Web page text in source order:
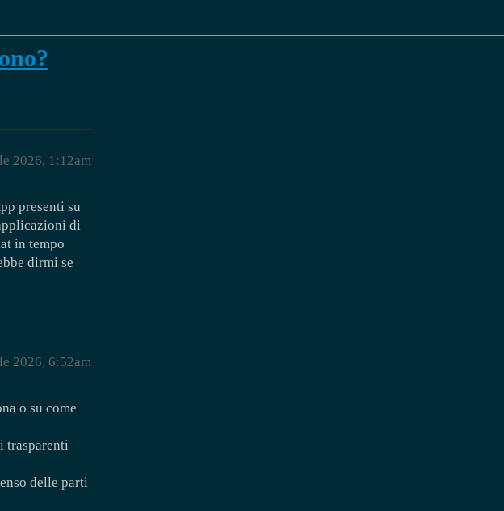
2026, 1:12am
presenti su
di
in tempo
dirmi se
2026, 6:52am
o su come
trasparenti
delle parti